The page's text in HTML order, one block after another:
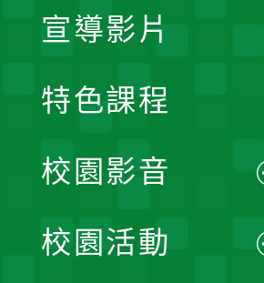
宣導影片
特色課程
校園影音
校園活動